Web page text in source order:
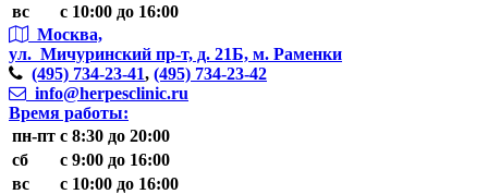
вс
с 10:00 до 16:00
Москва,
ул. Мичуринский пр-т, д. 21Б, м. Раменки
(495) 734-23-41, (495) 734-23-42
info@herpesclinic.ru
Время работы:
пн-пт с 8:30 до 20:00
сб
с 9:00 до 16:00
вс
с 10:00 до 16:00